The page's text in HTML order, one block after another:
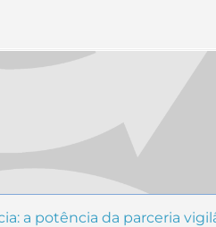
a potência da parceria